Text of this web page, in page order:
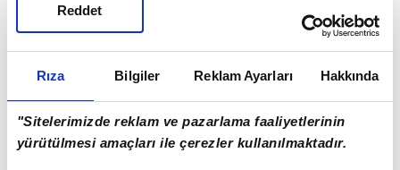
Rıza Bilgiler Reklam Ayarları Hakkında
"Sitelerimizde reklam ve pazarlama faaliyetlerinin
yürütülmesi amaçları ile çerezler kullanılmaktadır.
Reddet